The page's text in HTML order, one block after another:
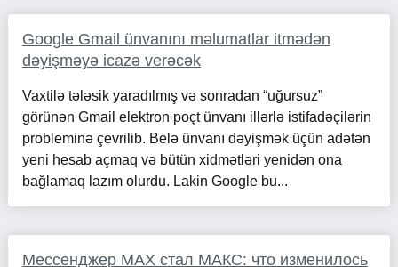
Google Gmail ünvanını məlumatlar itmədən
dəyişməyə icazə verəcək
Vaxtilə tələsik yaradılmış və sonradan “uğursuz”
görünən Gmail elektron poçt ünvanı illərlə istifadəçilərin
probleminə çevrilib. Belə ünvanı dəyişmək üçün adətən
yeni hesab açmaq və bütün xidmətləri yenidən ona
bağlamaq lazım olurdu. Lakin Google bu...
Мессенджер MAX стал МАКС: что изменилось